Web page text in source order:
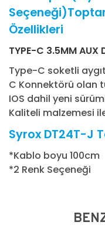
Özellikleri
TYPE-C 3.5MM AUX
Type-C soketli
C Konnektörü olan
IOS dahil yeni
Kaliteli malzemesi
Syrox DT24T-J
*Kablo boyu 100cm
*2 Renk Seçeneği